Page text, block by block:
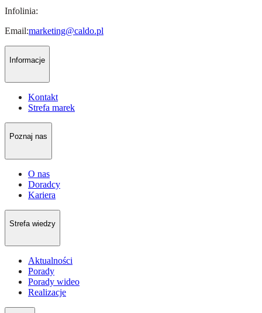
Infolinia:
Email:marketing@caldo.pl
Informacje
Kontakt
Strefa marek
Poznaj nas
O nas
Doradcy
Kariera
Strefa wiedzy
Aktualności
Porady
Porady wideo
Realizacje